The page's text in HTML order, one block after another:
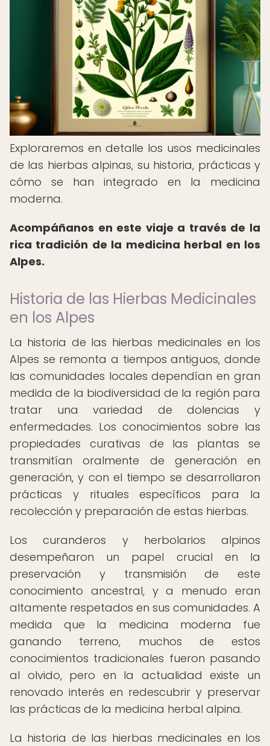
Exploraremos en detalle los usos medicinales
de las hierbas alpinas, su historia, prácticas y
cómo se han integrado en la medicina
moderna.
Acompáñanos en este viaje a través de la
rica tradición de la medicina herbal en los
Alpes.
Historia de las Hierbas Medicinales
en los Alpes
La historia de las hierbas medicinales en los
Alpes se remonta a tiempos antiguos, donde
las comunidades locales dependían en gran
medida de la biodiversidad de la región para
tratar una variedad de dolencias y
enfermedades. Los conocimientos sobre las
propiedades curativas de las plantas se
transmitían oralmente de generación en
generación, y con el tiempo se desarrollaron
prácticas y rituales específicos para la
recolección y preparación de estas hierbas.
Los curanderos y herbolarios alpinos
desempeñaron un papel crucial en la
preservación y transmisión de este
conocimiento ancestral, y a menudo eran
altamente respetados en sus comunidades. A
medida que la medicina moderna fue
ganando terreno, muchos de estos
conocimientos tradicionales fueron pasando
al olvido, pero en la actualidad existe un
renovado interés en redescubrir y preservar
las prácticas de la medicina herbal alpina.
La historia de las hierbas medicinales en los